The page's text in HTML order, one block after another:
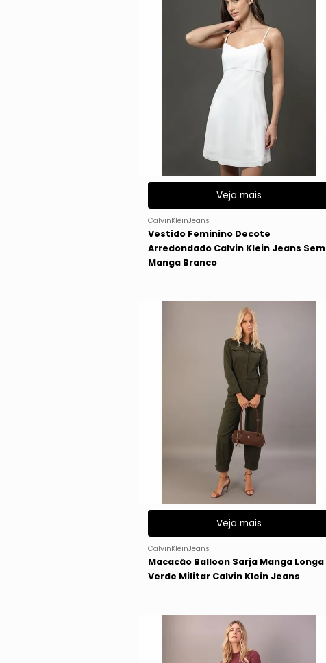
Veja mais
CalvinKleinJeans
Vestido Feminino Decote
Arredondado Calvin Klein Jeans Sem
Manga Branco
Veja mais
CalvinKleinJeans
Macacão Balloon Sarja Manga Longa
Verde Militar Calvin Klein Jeans